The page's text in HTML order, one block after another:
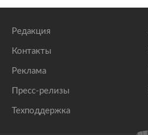
Редакция
Контакты
Реклама
Пресс-релизы
Техподдержка